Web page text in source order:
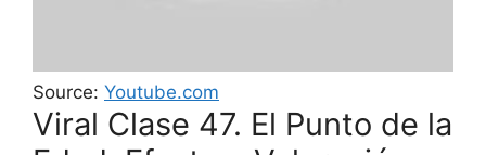
Source: Youtube.com
Viral Clase 47. El Punto de la